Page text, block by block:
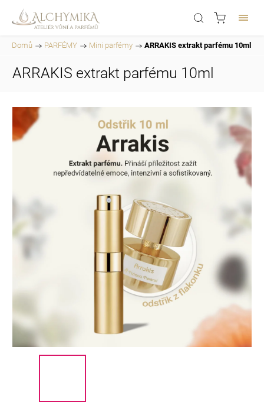
Domů / PARFÉMY / Mini parfémy / ARRAKIS extrakt parfému 10ml
ARRAKIS extrakt parfému 10ml